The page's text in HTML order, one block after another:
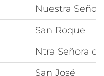
Nuestra
San Roque
Ntra Señora
San José